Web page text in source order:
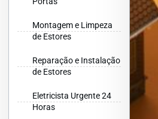
Montagem e Limpeza
de Estores
Reparação e Instalação
de Estores
Eletricista Urgente 24
Horas